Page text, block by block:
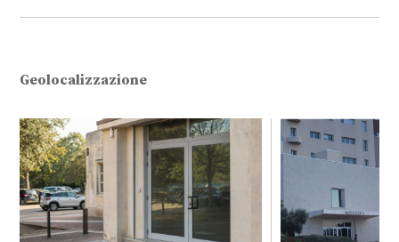
Geolocalizzazione